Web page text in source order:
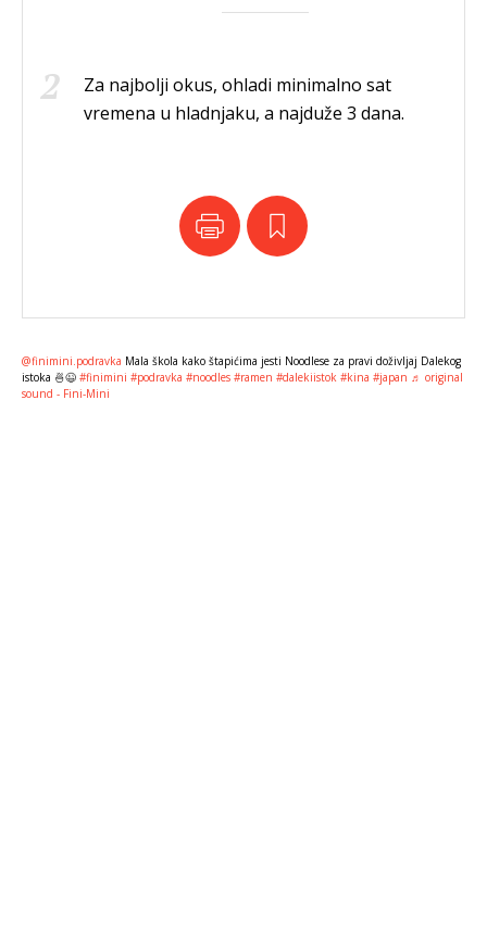
Za najbolji okus, ohladi minimalno sat
vremena u hladnjaku, a najduže 3 dana.
@finimini.podravka Mala škola kako štapićima jesti Noodlese za pravi doživljaj Dalekog
istoka 🍜😉 #finimini #podravka #noodles #ramen #dalekiistok #kina #japan ♬ original
sound - Fini-Mini